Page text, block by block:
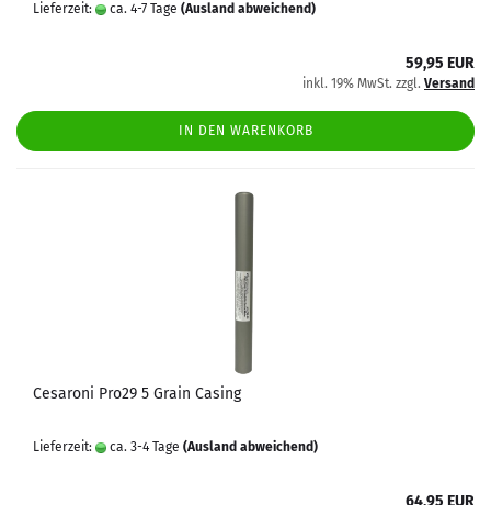
Lieferzeit: ca. 4-7 Tage (Ausland abweichend)
59,95 EUR
inkl. 19% MwSt. zzgl. Versand
IN DEN WARENKORB
Cesaroni Pro29 5 Grain Casing
Lieferzeit: ca. 3-4 Tage (Ausland abweichend)
64,95 EUR